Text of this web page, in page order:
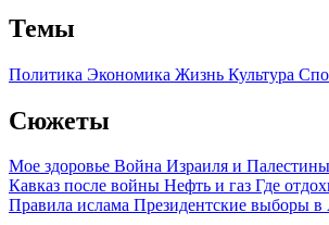
Темы
Политика Экономика Жизнь Культура
Сюжеты
Мое здоровье Война Израиля и
Кавказ после войны Нефть и газ Где
Правила ислама Президентские выборы в